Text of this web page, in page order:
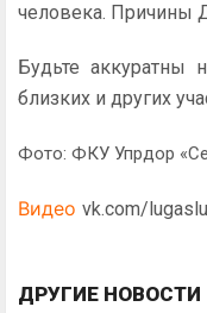
человека. Причины
Будьте аккуратны
близких и других
Фото: ФКУ Упрдор
Видео vk.com/
ДРУГИЕ НОВОСТИ